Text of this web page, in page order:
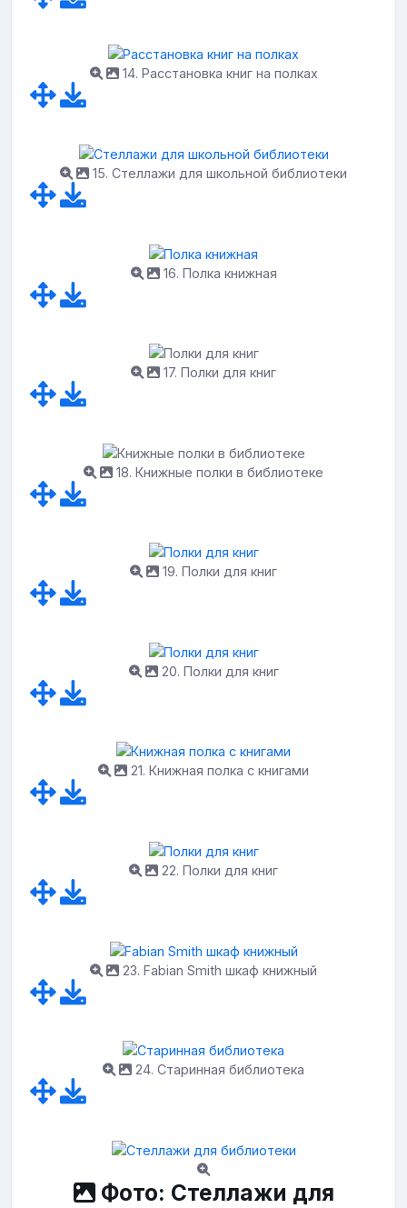
14. Расстановка книг на полках
15. Стеллажи для школьной библиотеки
16. Полка книжная
17. Полки для книг
18. Книжные полки в библиотеке
19. Полки для книг
20. Полки для книг
21. Книжная полка с книгами
22. Полки для книг
23. Fabian Smith шкаф книжный
24. Старинная библиотека
Фото: Стеллажи для